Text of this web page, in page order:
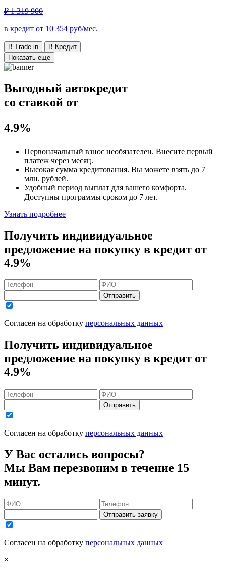
₽ 1 319 900
в кредит от 10 354 руб/мес.
В Trade-in
В Кредит
Показать еще
Выгодный автокредит
со ставкой от
4.9%
Первоначальный взнос необязателен. Внесите первый
платеж через месяц.
Высокая сумма кредитования. Вы можете взять до 7
млн. рублей.
Удобный период выплат для вашего комфорта.
Доступны программы сроком до 7 лет.
Узнать подробнее
Получить индивидуальное
предложение на покупку в кредит от
4.9%
Отправить
Согласен на обработку персональных данных
Получить индивидуальное
предложение на покупку в кредит от
4.9%
Отправить
Согласен на обработку персональных данных
У Вас остались вопросы?
Мы Вам перезвоним в течение 15
минут.
Отправить заявку
Согласен на обработку персональных данных
×